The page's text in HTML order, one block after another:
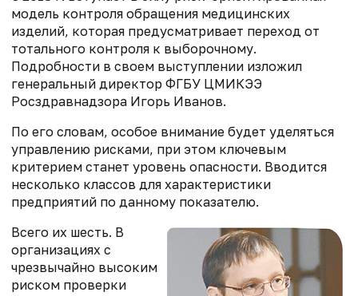
модель контроля обращения медицинских
изделий, которая предусматривает переход от
тотального контроля к выборочному.
Подробности в своем выступлении изложил
генеральный директор ФГБУ ЦМИКЭЭ
Росздравнадзора Игорь Иванов.
По его словам, особое внимание будет уделяться
управлению рисками, при этом ключевым
критерием станет уровень опасности. Вводится
несколько классов для характеристики
предприятий по данному показателю.
Всего их шесть. В
организациях с
чрезвычайно высоким
риском проверки